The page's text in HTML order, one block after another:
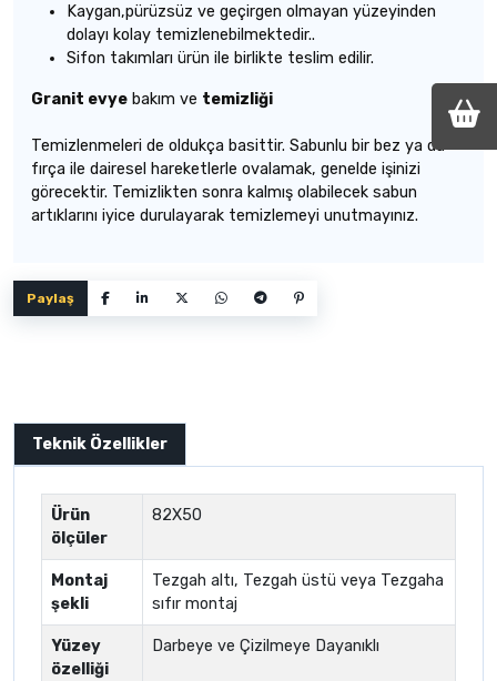
Kaygan,pürüzsüz ve geçirgen olmayan yüzeyinden
dolayı kolay temizlenebilmektedir..
Sifon takımları ürün ile birlikte teslim edilir.
Granit evye bakım ve temizliği
Temizlenmeleri de oldukça basittir. Sabunlu bir bez ya da
fırça ile dairesel hareketlerle ovalamak, genelde işinizi
görecektir. Temizlikten sonra kalmış olabilecek sabun
artıklarını iyice durulayarak temizlemeyi unutmayınız.
Paylaş
Teknik Özellikler
Ürün
ölçüler
82X50
Montaj
şekli
Tezgah altı, Tezgah üstü veya Tezgaha
sıfır montaj
Yüzey
özelliği
Darbeye ve Çizilmeye Dayanıklı